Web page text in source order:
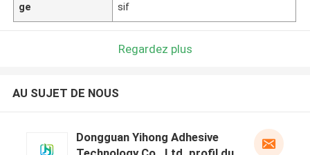
ge
sif
Regardez plus
AU SUJET DE NOUS
Dongguan Yihong Adhesive